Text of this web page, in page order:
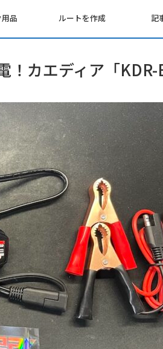
品 ルートを作成 記
！カエディア「KDR-